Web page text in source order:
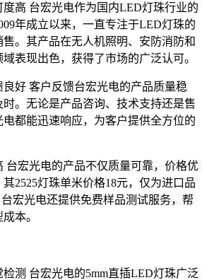
度高 台宏光电作为国内LED灯珠行业的
年成立以来，一直专注于LED灯珠的
。其产品在无人机照明、安防消防和
表现出色，获得了市场的广泛认可。
良好 客户反馈台宏光电的产品质量稳
时。无论是产品咨询、技术支持还是售
电都能迅速响应，为客户提供全方位的
台宏光电的产品不仅质量可靠，价格优
2525灯珠单米价格18元，仅为进口品
宏光电还提供免费样品测试服务，帮
本。
检测 台宏光电的5mm直插LED灯珠广泛